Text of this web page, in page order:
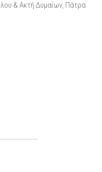
& Ακτή Δυμαίων, Πάτρα